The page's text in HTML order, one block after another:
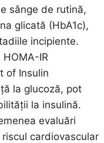
sânge de rutină,
glicată (HbA1c),
incipiente.
IR
of Insulin
la glucoză, pot
la insulină.
evaluări
cardiovascular